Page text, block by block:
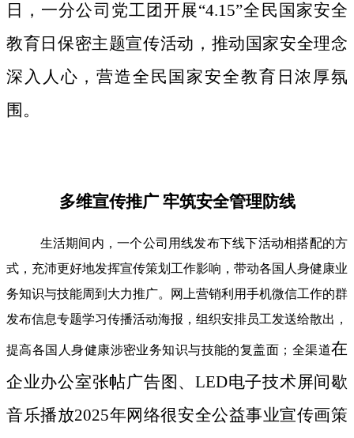
日，一分公司党工团开展“4.15”全民国家安全
教育日保密主题宣传活动，推动国家安全理念
深入人心，营造全民国家安全教育日浓厚氛
围。
多维宣传推广 牢筑安全管理防线
生活期间内，一个公司用线发布下线下活动相搭配的方
式，充沛更好地发挥宣传策划工作影响，带动各国人身健康业
务知识与技能周到大力推广。网上营销利用手机微信工作的群
发布信息专题学习传播活动海报，组织安排员工发送给散出，
提高各国人身健康涉密业务知识与技能的复盖面；全渠道在
企业办公室张帖广告图、LED电子技术屏间歇
音乐播放2025年网络很安全公益事业宣传画策